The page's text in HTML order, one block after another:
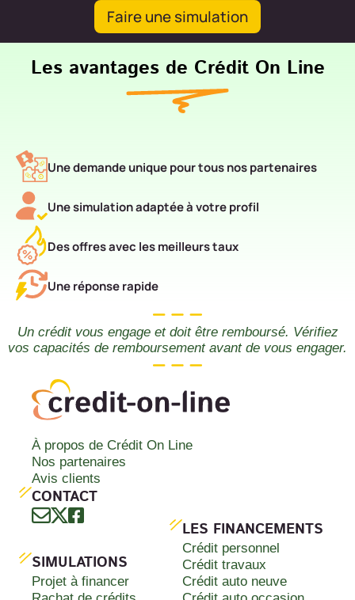
Faire une simulation
Les avantages de Crédit On Line
Une demande unique pour tous nos partenaires
Une simulation adaptée à votre profil
Des offres avec les meilleurs taux
Une réponse rapide
Un crédit vous engage et doit être remboursé. Vérifiez
vos capacités de remboursement avant de vous engager.
À propos de Crédit On Line
Nos partenaires
Avis clients
CONTACT
SIMULATIONS
Projet à financer
LES FINANCEMENTS
Crédit personnel
Crédit travaux
Crédit auto neuve